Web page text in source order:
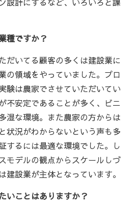
設計にするなど、いろいろと課
種ですか？
だいてる顧客の多くは建設業に
の領域をやっていました。プロ
験は農家でさせていただいてい
不安定であることが多く、ビニ
湿な環境。また農家の方からは
状況がわからないという声も多
するには最適な環境でした。し
モデルの観点からスケールしづ
建設業が主体となっています。
ことはありますか？